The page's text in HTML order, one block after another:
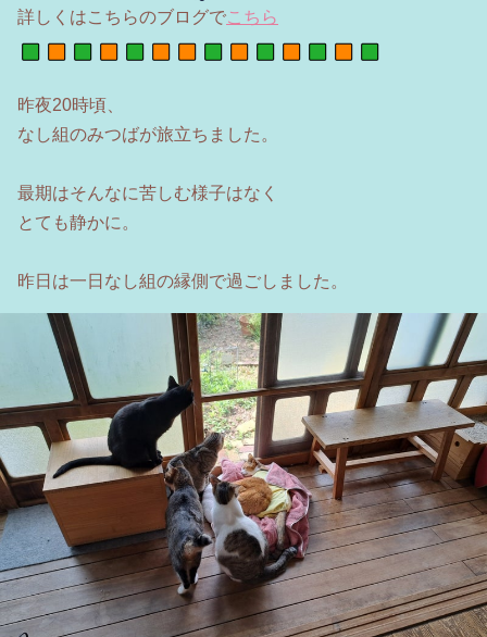
詳しくはこちらのブログでこちら
昨夜20時頃、
なし組のみつばが旅立ちました。
最期はそんなに苦しむ様子はなく
とても静かに。
昨日は一日なし組の縁側で過ごしました。